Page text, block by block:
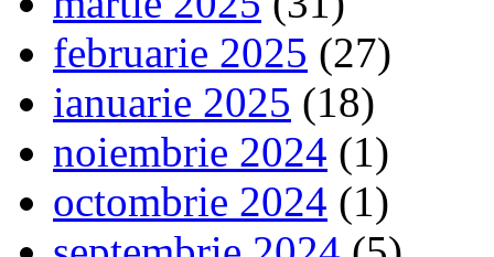
februarie 2025 (27)
ianuarie 2025 (18)
noiembrie 2024 (1)
octombrie 2024 (1)